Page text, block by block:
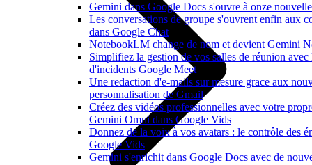
Gemini dans Google Docs s'ouvre à onze
Les conversations de groupe s'ouvrent enfin aux
dans Google Chat
NotebookLM change de nom et devient Gemini
Simplifiez la gestion de vos salles de réunion avec
d'incidents Google Meet
Une redaction d'e-mails sur mesure grace aux
personnalisation de Gmail
Créez des vidéos professionnelles avec votre
Gemini Omni dans Google Vids
Donnez de la voix à vos avatars : le contrôle des
Google Vids
Gemini s'enrichit dans Google Docs avec de